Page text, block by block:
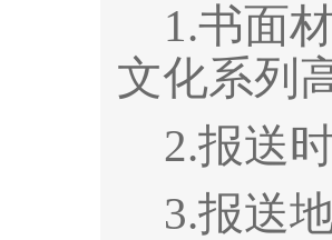
1.书面
文化系列
2.报送
3.报送